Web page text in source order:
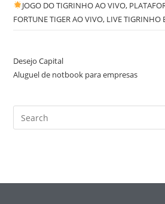
JOGO DO TIGRINHO AO VIVO,
FORTUNE TIGER AO VIVO, LIVE TIGRINHO
Desejo Capital
Aluguel de notbook para empresas